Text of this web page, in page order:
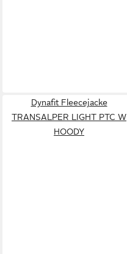
Dynafit Fleecejacke
TRANSALPER LIGHT PTC W
HOODY